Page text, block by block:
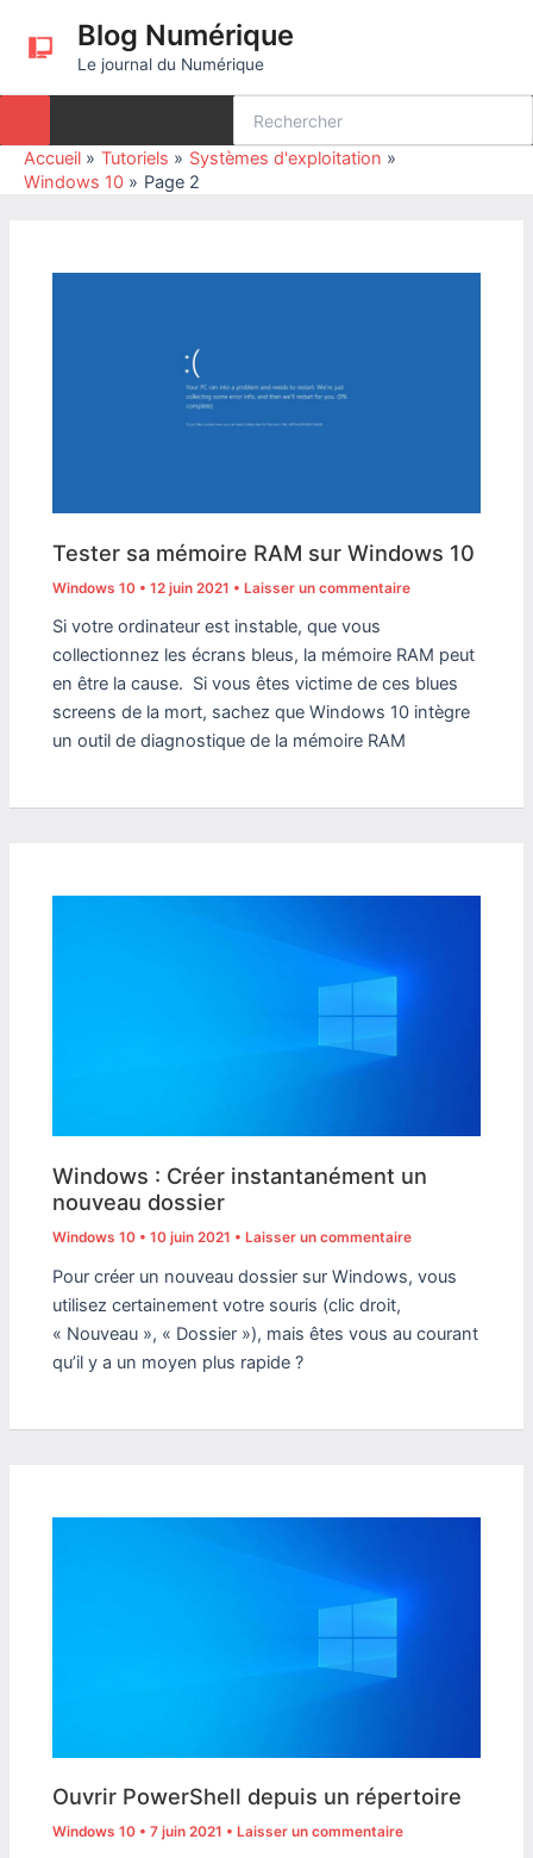
Blog Numérique
Le journal du Numérique
Accueil Tutoriels
Systèmes d'exploitation
Windows 10
Page 2
Tester sa mémoire RAM sur Windows 10
Windows 10 •12 juin 2021 •Laisser un commentaire
Si votre ordinateur est instable, que vous
collectionnez les écrans bleus, la mémoire RAM peut
en être la cause. Si vous êtes victime de ces blues
screens de la mort, sachez que Windows 10 intègre
un outil de diagnostique de la mémoire RAM
Windows : Créer instantanément un
nouveau dossier
Windows 10 •10 juin 2021 • Laisser un commentaire
Pour créer un nouveau dossier sur Windows, vous
utilisez certainement votre souris (clic droit,
« Nouveau », « Dossier »), mais êtes vous au courant
qu’il y a un moyen plus rapide ?
Ouvrir PowerShell depuis un répertoire
Windows 10 •7 juin 2021 • Laisser un commentaire